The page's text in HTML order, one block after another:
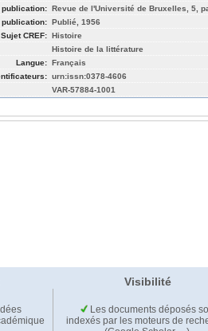
Revue de l'Université de Bruxelles, 5,
publication: Publié, 1956
Sujet CREF: Histoire
Histoire de la littérature
Langue: Français
urn:issn:0378-4606
VAR-57884-1001
Visibilité
Les documents déposés
indexés par les moteurs de